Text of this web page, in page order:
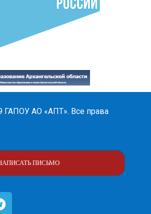
ГАПОУ АО «АПТ». Все права
ПИСЬМО